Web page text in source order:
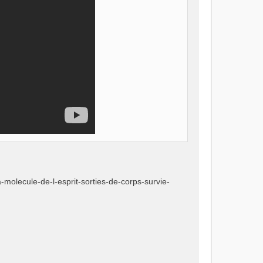
de-l-esprit-sorties-de-corps-survie-